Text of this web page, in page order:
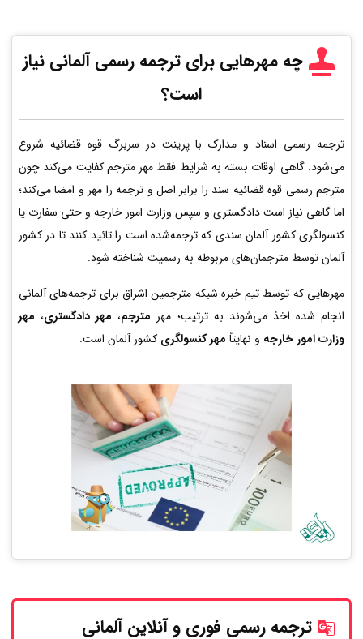
چه مهرهایی برای ترجمه رسمیآلمانی نیاز
است؟
ترجمه رسمی اسناد و مدارک با پرینت در سربرگ قوه قضائیه شروع
می‌شود. گاهی اوقات بسته به شرایط فقط مهر مترجم کفایت می‌کند چون
مترجم رسمی قوه قضائیه سند را برابر اصل و ترجمه را مهر و امضا می‌کند؛
اما گاهی نیاز است دادگستری و سپس وزارت امور خارجه و حتی سفارت یا
کنسولگری کشور آلمان سندی که ترجمه‌شده است را تائید کنند تا در کشور
آلمان توسط مترجمان‌های مربوطه به رسمیت شناخته شود.
مهرهایی که توسط تیم خبره شبکه مترجمین اشراق برای ترجمه‌های آلمانی
انجام شده اخذ می‌شوند به ترتیب؛ مهر مترجم، مهر دادگستری، مهر
وزارت امور خارجه و نهایتاً مهر کنسولگری کشور آلمان است.
ترجمه رسمی فوری و آنلاینآلمانی